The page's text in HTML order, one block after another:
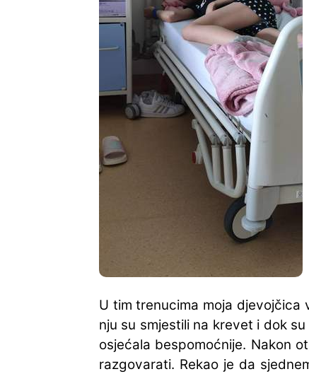
U tim trenucima moja djevojčica
nju su smjestili na krevet i dok
osjećala bespomoćnije. Nakon
razgovarati. Rekao je da